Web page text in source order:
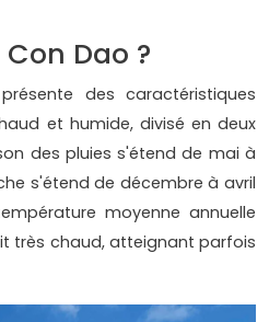
Dao ?
des caractéristiques
et humide, divisé en deux
des pluies s'étend de mai à
s'étend de décembre à avril
moyenne annuelle
très chaud, atteignant parfois